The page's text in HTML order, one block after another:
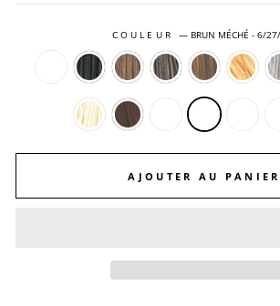
COULEUR — BRUN MÉCHÉ - 6/
AJOUTER AU PANIER